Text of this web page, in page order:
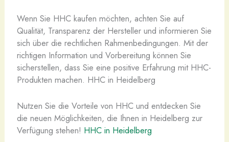
Wenn Sie HHC kaufen möchten, achten Sie auf
Qualität, Transparenz der Hersteller und informieren Sie
sich über die rechtlichen Rahmenbedingungen. Mit der
richtigen Information und Vorbereitung können Sie
sicherstellen, dass Sie eine positive Erfahrung mit HHC-
Produkten machen. HHC in Heidelberg
Nutzen Sie die Vorteile von HHC und entdecken Sie
die neuen Möglichkeiten, die Ihnen in Heidelberg zur
Verfügung stehen! HHC in Heidelberg